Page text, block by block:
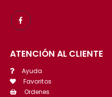
ATENCIÓN AL CLIENTE
Ayuda
Favoritos
Ordenes